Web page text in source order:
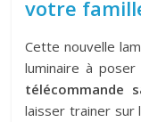
votre
Cette nouvelle
luminaire à
télécommande
laisser trainer sur